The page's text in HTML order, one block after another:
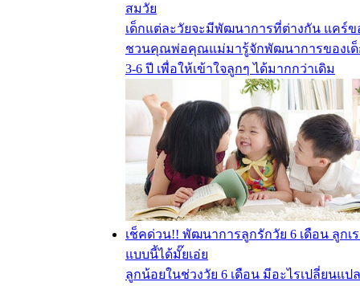
สมวัย
เด็กแต่ละวัยจะมีพัฒนาการที่ต่างกัน แคร์ข
ชวนคุณพ่อคุณแม่มารู้จักพัฒนาการของเด็
3-6 ปี เพื่อให้เข้าใจลูกๆ ได้มากกว่าเดิม
เช็คด่วน!! พัฒนาการลูกรักวัย 6 เดือน ลูกเ
แบบนี้ได้มั๊ยเอ่ย
ลูกน้อยในช่วงวัย 6 เดือน มีอะไรเปลี่ยนแป